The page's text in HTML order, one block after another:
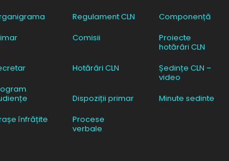
înfrățite
Regulament CLN
Componență
Comisii
Proiecte
hotărâri CLN
Hotărâri CLN
Ședințe CLN –
video
Dispoziții primar
Minute sedinte
Procese
verbale